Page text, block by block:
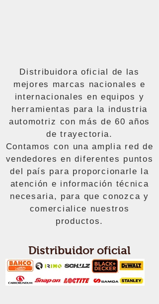
Distribuidora oficial de las
mejores marcas nacionales e
internacionales en equipos y
herramientas para la industria
automotriz con más de 60 años
de trayectoria.
Contamos con una amplia red de
vendedores en diferentes puntos
del país para proporcionarle la
atención e información técnica
necesaria, para que conozca y
comercialice nuestros
productos.
Distribuidor oficial